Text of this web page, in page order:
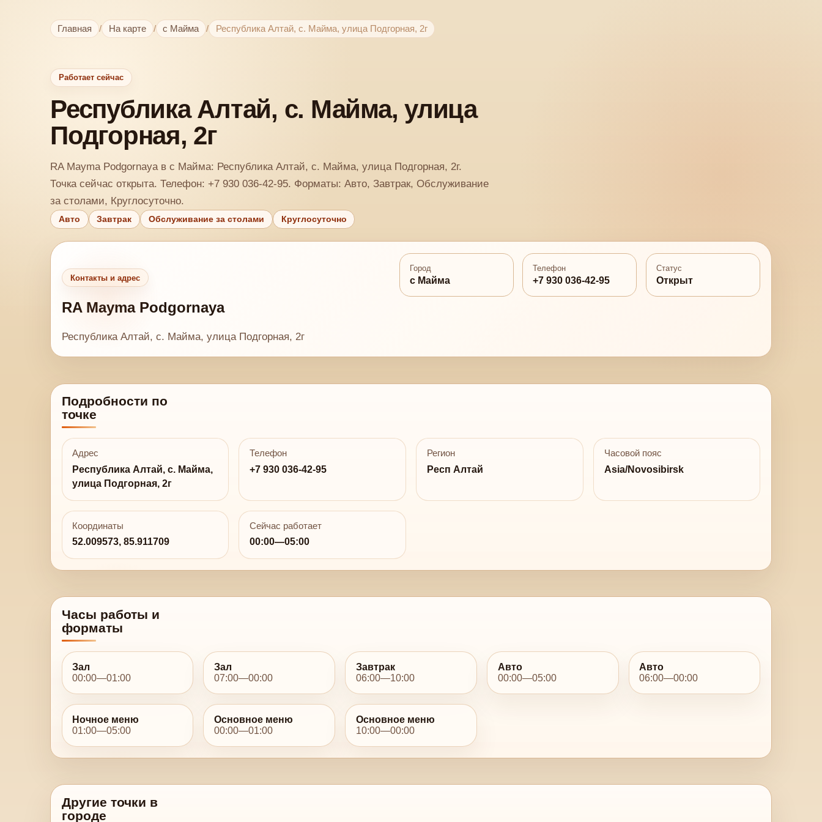
Главная / На карте / с Майма / Республика Алтай, с. Майма, улица Подгорная, 2г
Работает сейчас
Республика Алтай, с. Майма, улица
Подгорная, 2г
RA Mayma Podgornaya в с Майма: Республика Алтай, с. Майма, улица Подгорная, 2г.
Точка сейчас открыта. Телефон: +7 930 036-42-95. Форматы: Авто, Завтрак, Обслуживание
за столами, Круглосуточно.
Авто Завтрак Обслуживание за столами Круглосуточно
Контакты и адрес
RA Mayma Podgornaya
Республика Алтай, с. Майма, улица Подгорная, 2г
Город
с Майма
Телефон
+7 930 036-42-95
Статус
Открыт
Подробности по
точке
Адрес
Республика Алтай, с. Майма,
улица Подгорная, 2г
Телефон
+7 930 036-42-95
Регион
Респ Алтай
Часовой пояс
Asia/Novosibirsk
Координаты
52.009573, 85.911709
Сейчас работает
00:00—05:00
Часы работы и
форматы
Зал
00:00—01:00
Зал
07:00—00:00
Завтрак
06:00—10:00
Авто
00:00—05:00
Авто
06:00—00:00
Ночное меню
01:00—05:00
Основное меню
00:00—01:00
Основное меню
10:00—00:00
Другие точки в
городе